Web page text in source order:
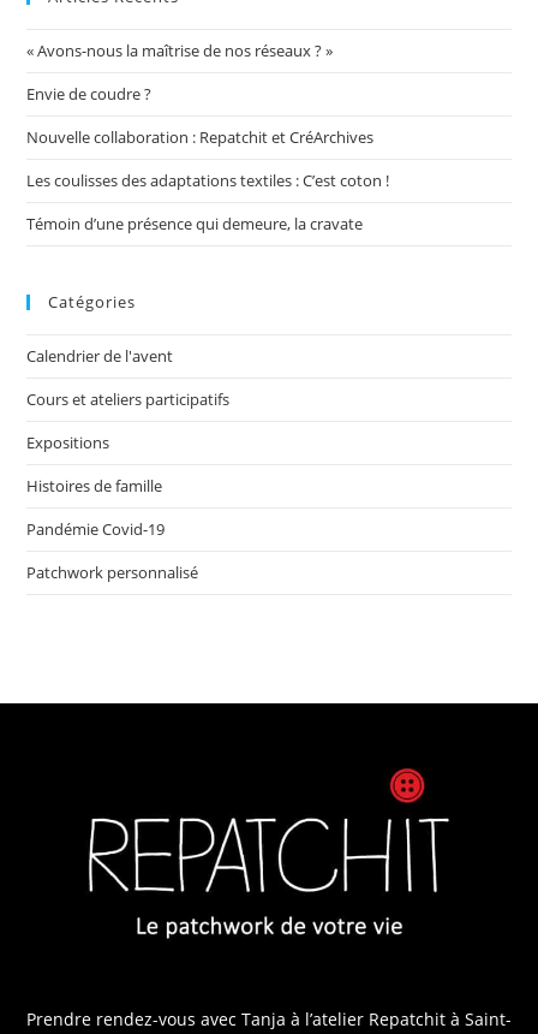
« Avons-nous la maîtrise de nos réseaux ? »
Envie de coudre ?
Nouvelle collaboration : Repatchit et CréArchives
Les coulisses des adaptations textiles : C’est coton !
Témoin d’une présence qui demeure, la cravate
Catégories
Calendrier de l'avent
Cours et ateliers participatifs
Expositions
Histoires de famille
Pandémie Covid-19
Patchwork personnalisé
Prendre rendez-vous avec Tanja à l’atelier Repatchit à Saint-